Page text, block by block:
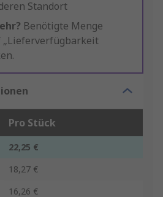
Standort
Benötigte Menge
„Lieferverfügbarkeit
Pro Stück
22,25 €
18,27 €
16,26 €